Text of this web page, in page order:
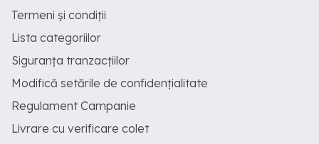
Termeni și condiții
Lista categoriilor
Siguranța tranzacțiilor
Modifică setările de confidențialitate
Regulament Campanie
Livrare cu verificare colet